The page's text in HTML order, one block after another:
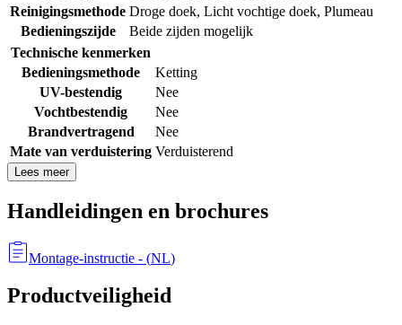
Reinigingsmethode Droge doek, Licht vochtige doek, Plumeau
Bedieningszijde
Beide zijden mogelijk
Technische kenmerken
Bedieningsmethode
Ketting
UV-bestendig
Nee
Vochtbestendig
Nee
Brandvertragend
Nee
Mate van verduistering Verduisterend
Lees meer
Handleidingen en brochures
Montage-instructie - (NL)
Productveiligheid